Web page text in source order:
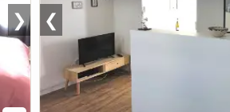
❯ ❮